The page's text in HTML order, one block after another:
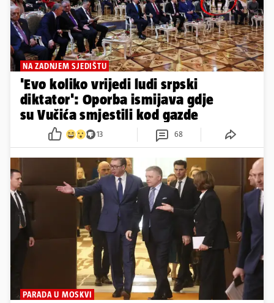
NA ZADNJEM SJEDIŠTU
'Evo koliko vrijedi ludi srpski
diktator': Oporba ismijava gdje
su Vučića smjestili kod gazde
13 68
PARADA U MOSKVI